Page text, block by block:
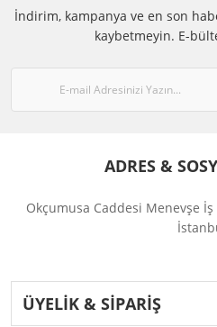
İndirim, kampanya ve en son
kaybetmeyin. E-
ADRES &
Okçumusa Caddesi Menevşe
ÜYELİK & SİPARİŞ